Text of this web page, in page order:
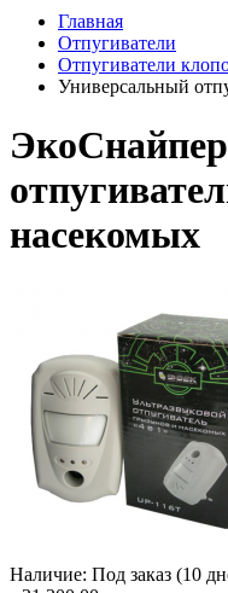
Главная
Отпугиватели
Отпугиватели
Универсальный
насекомых
Наличие: Под заказ (10